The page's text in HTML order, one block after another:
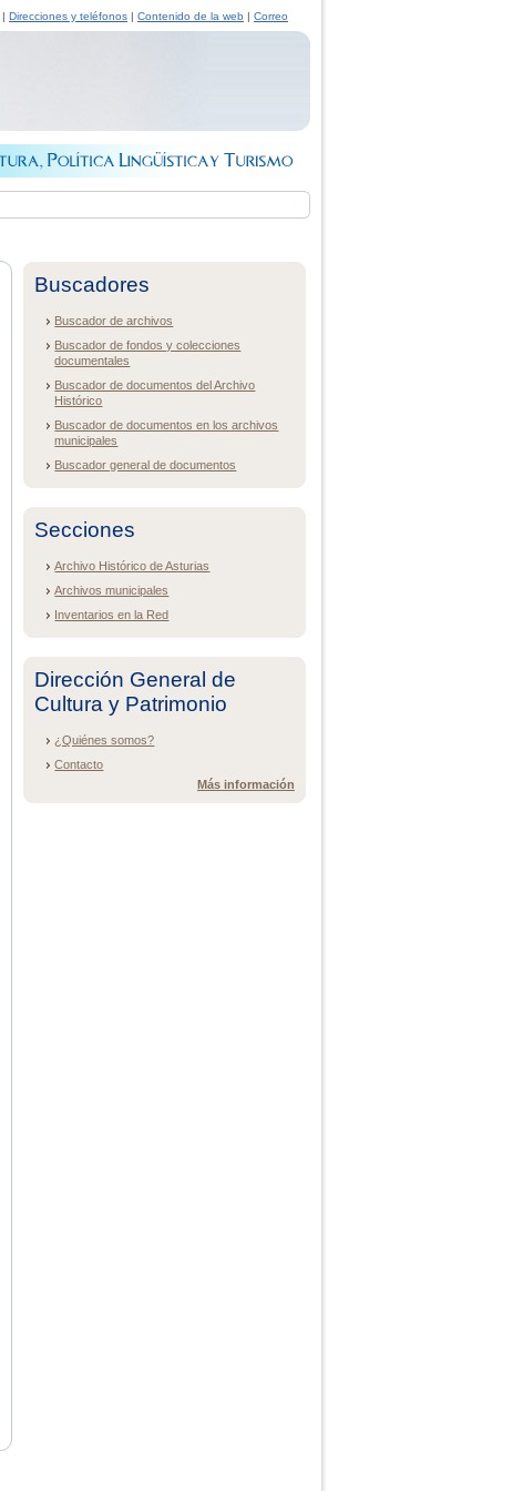
| Direcciones y teléfonos | Contenido de la web | Correo
Buscadores
Buscador de archivos
Buscador de fondos y colecciones
documentales
Buscador de documentos del Archivo
Histórico
Buscador de documentos en los archivos
municipales
Buscador general de documentos
Secciones
Archivo Histórico de Asturias
Archivos municipales
Inventarios en la Red
Dirección General de
Cultura y Patrimonio
¿Quiénes somos?
Contacto
Más información